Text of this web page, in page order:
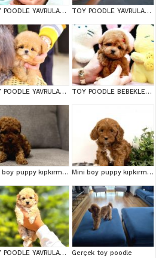
TOY POODLE YAVRULARIM TOY POODLE YAVRULARIM
TOY POODLE YAVRULARIM TOY POODLE BEBEKLERİM
Mini boy puppy kıpkırmızı ev üretimi TOOY POODLE Mini boy puppy kıpkırmızı ev üretimi TOOY POODLE
TOY POODLE YAVRULARIM Gerçek toy poodle